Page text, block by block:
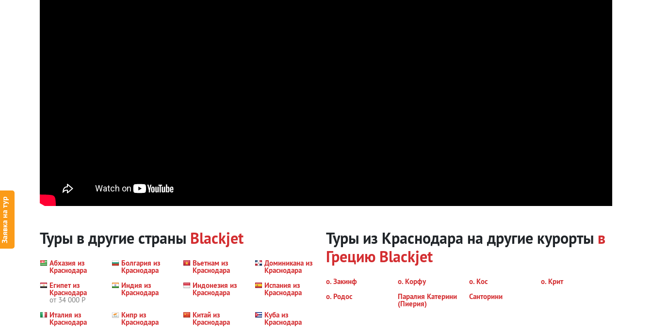
Заявка на тур Туры в другие страны Blackjet
Абхазия из
Краснодара
Болгария из
Краснодара
Вьетнам из
Краснодара
Доминикана из
Краснодара
Египет из
Краснодара
от 34 000 Р
Индия из
Краснодара
Индонезия из
Краснодара
Испания из
Краснодара
Италия из
Краснодара
Кипр из
Краснодара
Китай из
Краснодара
Куба из
Краснодара
Туры из Краснодара на другие курорты в
Грецию Blackjet
о. Закинф о. Корфу о. Кос
о. Крит
о. Родос
Паралия Катерини
(Пиерия)
Санторини